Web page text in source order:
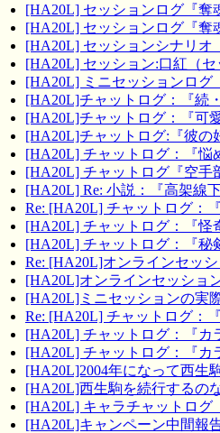
[HA20L] セッションログ『奪
[HA20L] セッションログ『奪
[HA20L] セッションシナリ
[HA20L] セッション:口紅（セ
[HA20L] ミニセッションログ
[HA20L]チャットログ：『続
[HA20L]チャットログ：『可
[HA20L]チャットログ:『彼の
[HA20L] チャットログ：『悩
[HA20L] チャットログ『空手
[HA20L] Re: 小説：『高架線下
Re: [HA20L] チャットログ：
[HA20L] チャットログ：『
[HA20L] チャットログ：『秘
Re: [HA20L]オンラインセッ
[HA20L]オンラインセッショ
[HA20L]ミニセッションの実
Re: [HA20L] チャットログ：
[HA20L] チャットログ：『カ
[HA20L] チャットログ：『カ
[HA20L]2004年になって西生
[HA20L]西生駒を続行するの
[HA20L] キャラチャットログ
[HA20L]キャンペーン中間報